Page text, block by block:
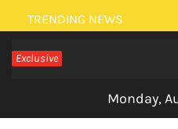
Skip
to
content
TRENDING NEWS
Exclusive
Monday,